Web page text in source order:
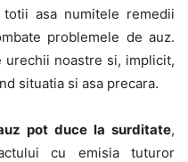
asa numitele remedii
problemele de auz.
urechii noastre si, implicit,
situatia si asa precara.
pot duce la surditate,
cu emisia tuturor